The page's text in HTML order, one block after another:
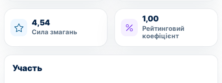
4,54
Сила змагань
1,00
Рейтинговий
коефіцієнт
Участь